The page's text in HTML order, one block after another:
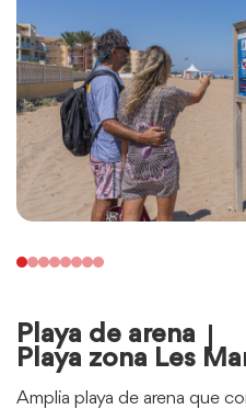
Playa de arena
Playa zona Les
Amplia playa de arena que